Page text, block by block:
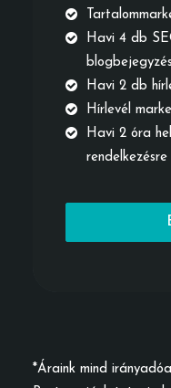
Havi 4 db
blogbejegyzés
Havi 2 db
Hírlevél
Havi 2 óra
rendelkezésre
*Áraink mind